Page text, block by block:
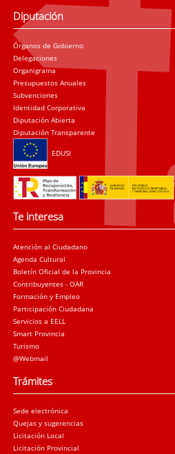
Diputación
Órganos de Gobierno
Delegaciones
Organigrama
Presupuestos Anuales
Subvenciones
Identidad Corporativa
Diputación Abierta
Diputación Transparente
EDUSI
Te interesa
Atención al Ciudadano
Agenda Cultural
Boletín Oficial de la Provincia
Contribuyentes - OAR
Formación y Empleo
Participación Ciudadana
Servicios a EELL
Smart Provincia
Turismo
@Webmail
Trámites
Sede electrónica
Quejas y sugerencias
Licitación Local
Licitación Provincial